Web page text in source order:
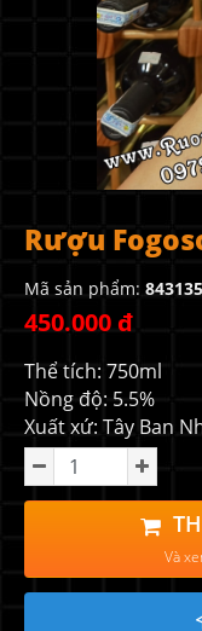
Rượu
Mã sản phẩm:
450.000 đ
Thể tích: 750ml
Nồng độ: 5.5%
Xuất xứ: Tây Ban
Và